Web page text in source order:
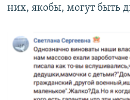
них, якобы, могут быть